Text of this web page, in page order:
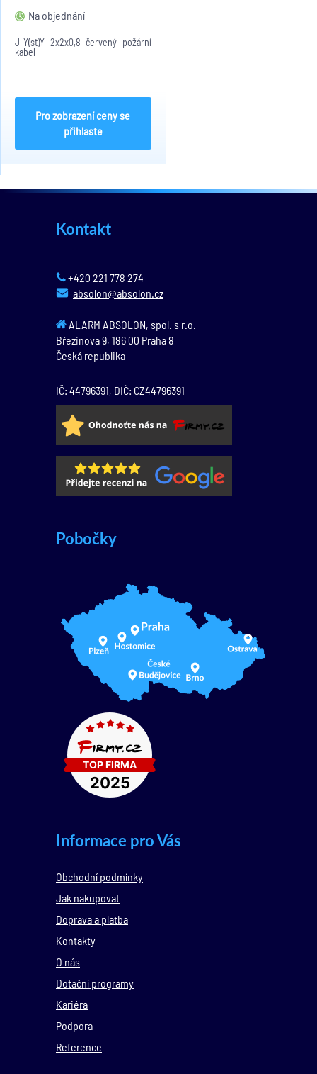
Na objednání
J-Y(st)Y 2x2x0,8 červený požární
kabel
Pro zobrazení ceny se
přihlaste
Kontakt
+420 221 778 274
absolon@absolon.cz
ALARM ABSOLON, spol. s r.o.
Březinova 9, 186 00 Praha 8
Česká republika
IČ: 44796391, DIČ: CZ44796391
Pobočky
Informace pro Vás
Obchodní podmínky
Jak nakupovat
Doprava a platba
Kontakty
O nás
Dotační programy
Kariéra
Podpora
Reference